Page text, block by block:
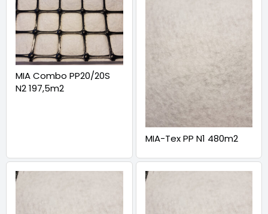
MIA Combo PP20/20S
N2 197,5m2
MIA-Tex PP N1 480m2